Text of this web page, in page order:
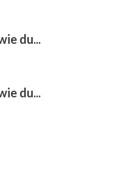
du...
du...